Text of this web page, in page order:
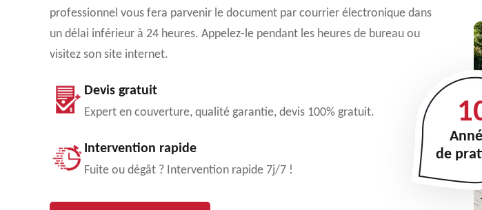
professionnel vous fera parvenir le document par courrier électronique dans
un délai inférieur à 24 heures. Appelez-le pendant les heures de bureau ou
visitez son site internet.
Devis gratuit
Expert en couverture, qualité garantie, devis 100% gratuit.
Intervention rapide
Fuite ou dégât ? Intervention rapide 7j/7 !
de